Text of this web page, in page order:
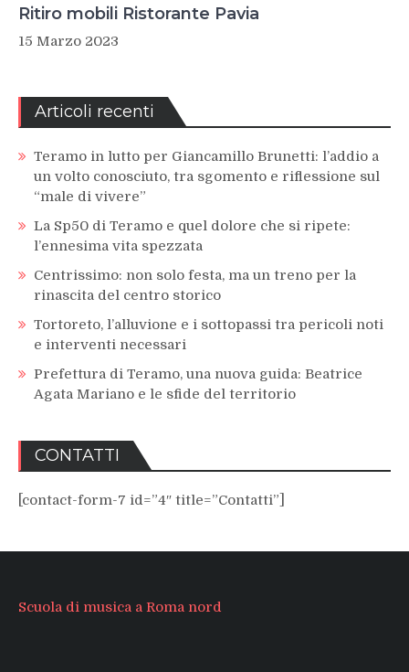
Ritiro mobili Ristorante Pavia
15 Marzo 2023
Articoli recenti
Teramo in lutto per Giancamillo Brunetti: l’addio a
un volto conosciuto, tra sgomento e riflessione sul
“male di vivere”
La Sp50 di Teramo e quel dolore che si ripete:
l’ennesima vita spezzata
Centrissimo: non solo festa, ma un treno per la
rinascita del centro storico
Tortoreto, l’alluvione e i sottopassi tra pericoli noti
e interventi necessari
Prefettura di Teramo, una nuova guida: Beatrice
Agata Mariano e le sfide del territorio
CONTATTI
[contact-form-7 id=”4″ title=”Contatti”]
Scuola di musica a Roma nord